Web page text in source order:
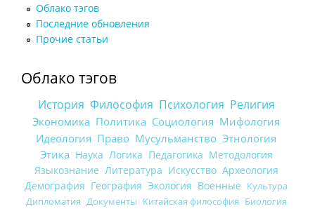
Облако тэгов
Последние обновления
Прочие статьи
Облако тэгов
История Философия Психология Религия
Экономика Политика Социология Мифология
Идеология Право Мусульманство Этнология
Этика Наука Логика Педагогика Методология
Языкознание Литература Искусство Археология
Демография География Экология Военные Культура
Дипломатия Документы Китайская философия Биология